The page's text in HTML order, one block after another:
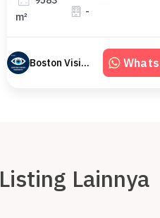
m²
-
Boston Vision RE
Listing Lainnya